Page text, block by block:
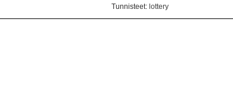
Tunnisteet: lottery